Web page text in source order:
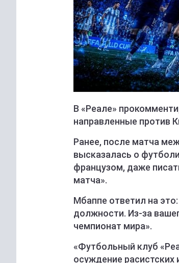
В «Реале»
направленные против
Ранее, после матча
высказалась о
французом, даже
матча».
Мбаппе ответил на
должности. Из-за
чемпионат мира».
«Футбольный клуб
осуждение